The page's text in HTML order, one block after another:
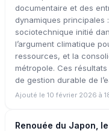
documentaire et des
dynamiques principales
sociotechnique initié
l’argument climatique
ressources, et la
métropole. Ces
de gestion durable de
Ajouté le 10 février 2026 à
Renouée du Japon, le